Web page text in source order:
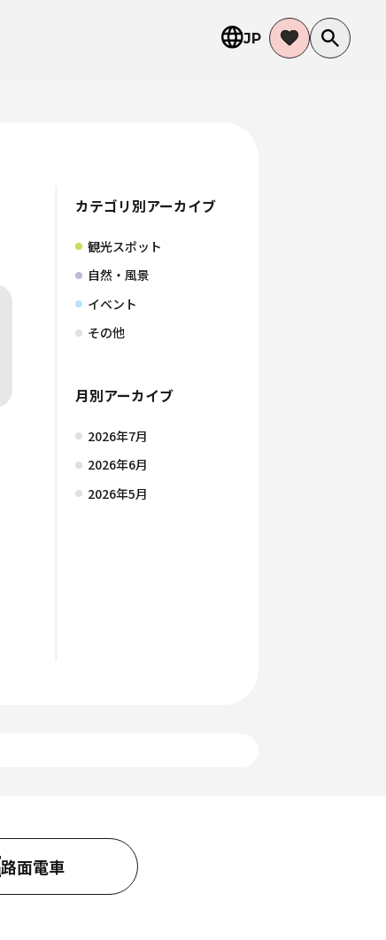
JP
カテゴリ別アーカイブ
観光スポット
自然・風景
イベント
その他
月別アーカイブ
2026年7月
2026年6月
2026年5月
路面電車